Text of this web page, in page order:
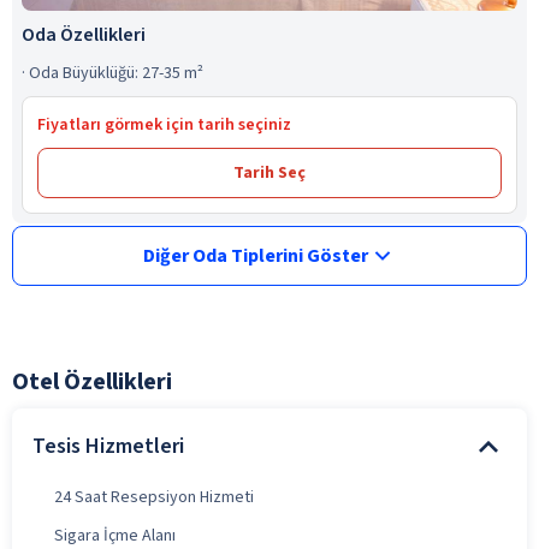
Oda Özellikleri
· Oda Büyüklüğü: 27-35 m²
Fiyatları görmek için tarih seçiniz
Tarih Seç
Diğer Oda Tiplerini Göster
Otel Özellikleri
Tesis Hizmetleri
24 Saat Resepsiyon Hizmeti
Sigara İçme Alanı